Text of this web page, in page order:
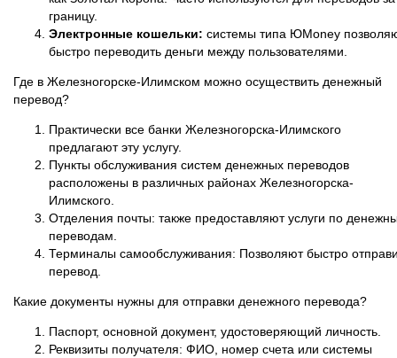
границу.
Электронные кошельки: системы типа ЮMoney
быстро переводить деньги между пользователями.
Где в Железногорске-Илимском можно осуществить денежный
перевод?
Практически все банки Железногорска-Илимского
предлагают эту услугу.
Пункты обслуживания систем денежных переводов
расположены в различных районах Железногорска-
Илимского.
Отделения почты: также предоставляют услуги по
переводам.
Терминалы самообслуживания: Позволяют быстро
перевод.
Какие документы нужны для отправки денежного перевода?
Паспорт, основной документ, удостоверяющий личность.
Реквизиты получателя: ФИО, номер счета или системы